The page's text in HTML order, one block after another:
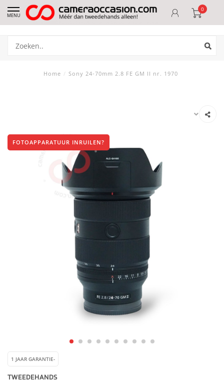
MENU
0
Home / Sony 24-70mm 2.8 FE GM II nr. 1970
FOTOAPPARATUUR INRUILEN?
1 JAAR GARANTIE-
TWEEDEHANDS